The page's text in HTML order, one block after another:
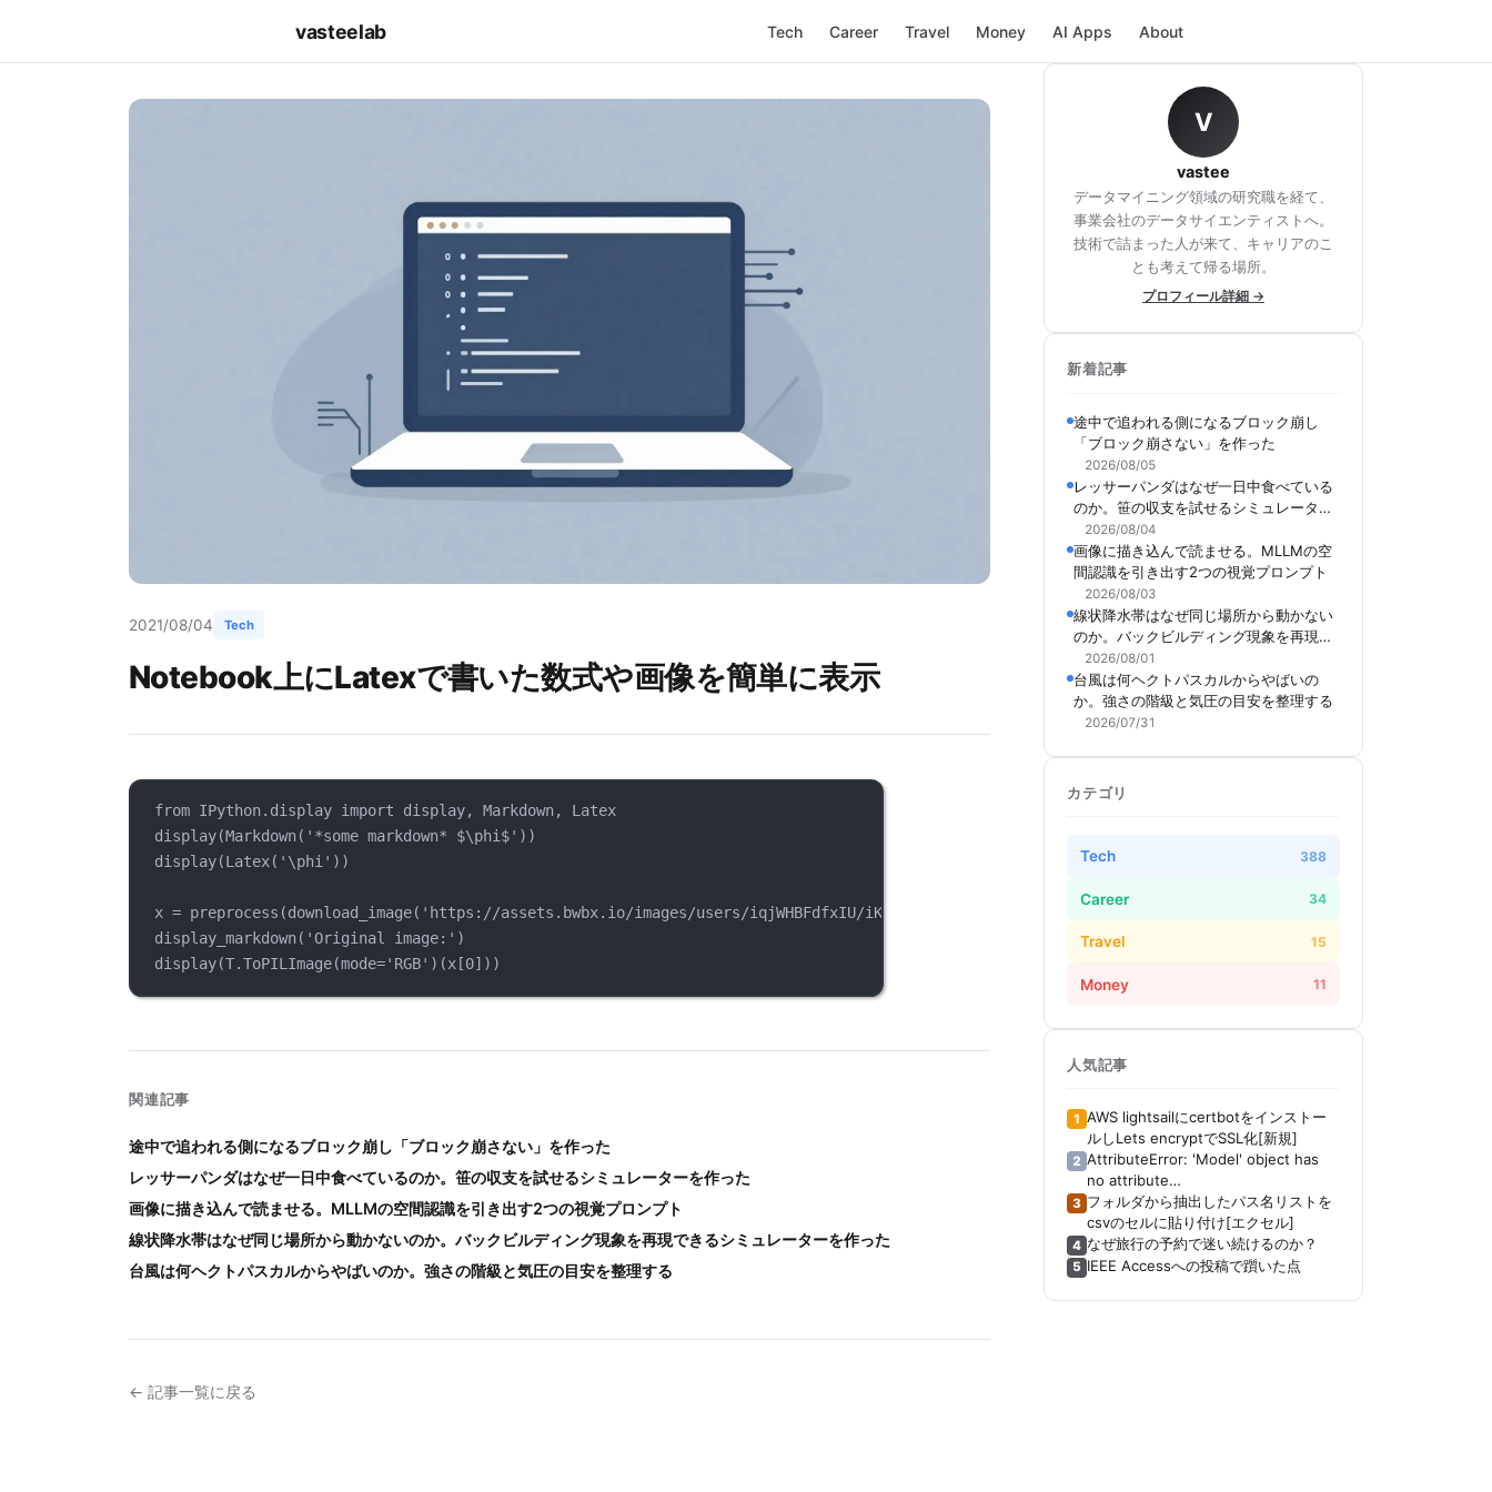
vasteelab Tech Career Travel Money AI Apps About
2021/08/04 Tech
Notebook上にLatexで書いた数式や画像を簡単に表示
from IPython.display import display, Markdown, Latex
display(Markdown('*some markdown* $\phi$'))
display(Latex('\phi'))
x = preprocess(download_image('https://assets.bwbx.io/images/users/iqjWHBFdfxIU/iKIWgaiJUtss/v2/1000x-1.jpg'))
display_markdown('Original image:')
display(T.ToPILImage(mode='RGB')(x[0]))
関連記事
途中で追われる側になるブロック崩し「ブロック崩さない」を作った
レッサーパンダはなぜ一日中食べているのか。笹の収支を試せるシミュレーターを作った
画像に描き込んで読ませる。MLLMの空間認識を引き出す2つの視覚プロンプト
線状降水帯はなぜ同じ場所から動かないのか。バックビルディング現象を再現できるシミュレーターを作った
台風は何ヘクトパスカルからやばいのか。強さの階級と気圧の目安を整理する
← 記事一覧に戻る
V
vastee
データマイニング領域の研究職を経て、
事業会社のデータサイエンティストへ。
技術で詰まった人が来て、キャリアのこ
とも考えて帰る場所。
プロフィール詳細 →
新着記事
途中で追われる側になるブロック崩し
「ブロック崩さない」を作った
2026/08/05
レッサーパンダはなぜ一日中食べている
のか。笹の収支を試せるシミュレーター
を作った
2026/08/04
画像に描き込んで読ませる。MLLMの空
間認識を引き出す2つの視覚プロンプト
2026/08/03
線状降水帯はなぜ同じ場所から動かない
のか。バックビルディング現象を再現で
きるシミュレーターを作った
2026/08/01
台風は何ヘクトパスカルからやばいの
か。強さの階級と気圧の目安を整理する
2026/07/31
カテゴリ
Tech 388
Career 34
Travel 15
Money 11
人気記事
1 AWS lightsailにcertbotをインストー
ルしLets encryptでSSL化[新規]
2 AttributeError: 'Model' object has
no attribute
'_get_distribution_strategy'[Keras]
[Tensorboard]
3 フォルダから抽出したパス名リストを
csvのセルに貼り付け[エクセル]
4 なぜ旅行の予約で迷い続けるのか？
5 IEEE Accessへの投稿で躓いた点